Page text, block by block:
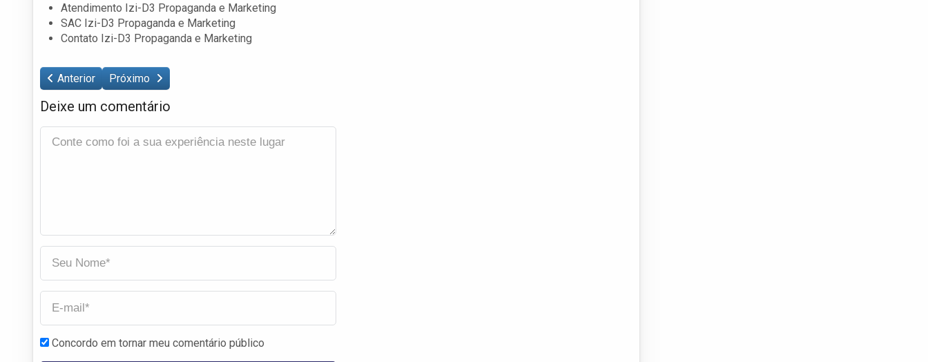
Atendimento Izi-D3 Propaganda e Marketing
SAC Izi-D3 Propaganda e Marketing
Contato Izi-D3 Propaganda e Marketing
Anterior Próximo
Deixe um comentário
Concordo em tornar meu comentário público